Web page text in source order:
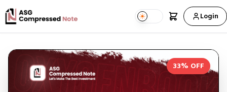
Login
33% OFF